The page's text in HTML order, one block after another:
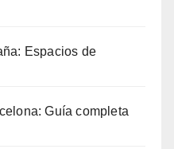
Espacios de
Guía completa